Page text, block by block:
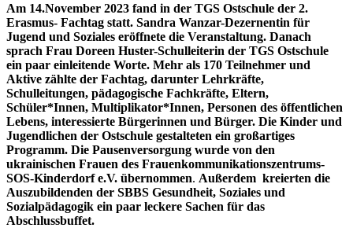
Am 14.November 2023 fand in der TGS Ostschule der 2.
Erasmus- Fachtag statt. Sandra Wanzar-Dezernentin für
Jugend und Soziales eröffnete die Veranstaltung. Danach
sprach Frau Doreen Huster-Schulleiterin der TGS Ostschule
ein paar einleitende Worte. Mehr als 170 Teilnehmer und
Aktive zählte der Fachtag, darunter Lehrkräfte,
Schulleitungen, pädagogische Fachkräfte, Eltern,
Schüler*Innen, Multiplikator*Innen, Personen des öffentlichen
Lebens, interessierte Bürgerinnen und Bürger. Die Kinder und
Jugendlichen der Ostschule gestalteten ein großartiges
Programm. Die Pausenversorgung wurde von den
ukrainischen Frauen des Frauenkommunikationszentrums-
SOS-Kinderdorf e.V. übernommen. Außerdem kreierten die
Auszubildenden der SBBS Gesundheit, Soziales und
Sozialpädagogik ein paar leckere Sachen für das
Abschlussbuffet.